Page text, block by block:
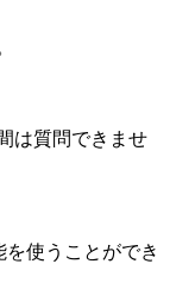
は質問できませ
使うことができ